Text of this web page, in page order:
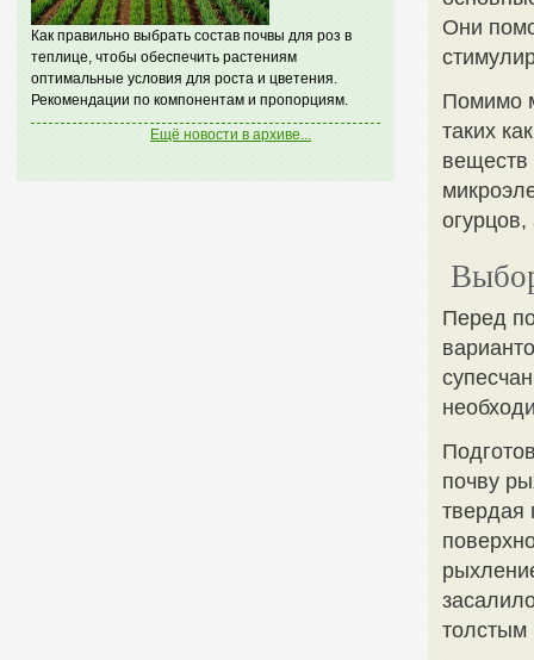
Как правильно выбрать состав почвы для роз в
теплице, чтобы обеспечить растениям
оптимальные условия для роста и цветения.
Рекомендации по компонентам и пропорциям.
Ещё новости в архиве...
Они
Помимо
таких
веществ
Перед
почву
твердая
толстым